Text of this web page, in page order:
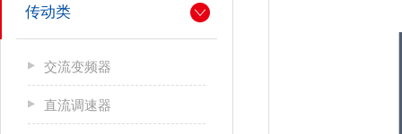
传动类
交流变频器
直流调速器